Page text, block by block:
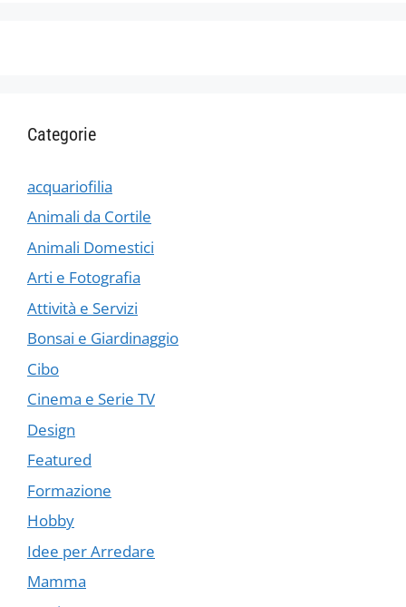
Categorie
acquariofilia
Animali da Cortile
Animali Domestici
Arti e Fotografia
Attività e Servizi
Bonsai e Giardinaggio
Cibo
Cinema e Serie TV
Design
Featured
Formazione
Hobby
Idee per Arredare
Mamma